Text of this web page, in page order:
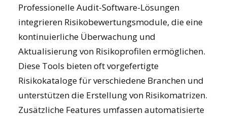
Professionelle Audit-Software-Lösungen
integrieren Risikobewertungsmodule, die eine
kontinuierliche Überwachung und
Aktualisierung von Risikoprofilen ermöglichen.
Diese Tools bieten oft vorgefertigte
Risikokataloge für verschiedene Branchen und
unterstützen die Erstellung von Risikomatrizen.
Zusätzliche Features umfassen automatisierte